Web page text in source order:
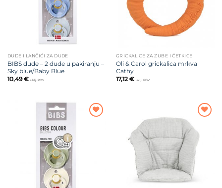
DUDE I LANČIĆI ZA DUDE
BIBS dude – 2 dude u pakiranju –
Sky blue/Baby Blue
10,49€ uklj. PDV
GRICKALICE ZA ZUBE I ČETKICE
Oli & Carol grickalica mrkva
Cathy
17,12 € uklj. PDV
Dodajte
na listu